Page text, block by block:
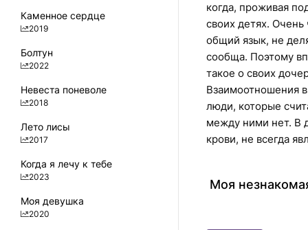
когда, проживая
своих детях.
общий язык, не
сообща. Поэтому
такое о своих
Взаимоотношения
люди, которые
между ними нет. В
крови, не всегда
Моя
Каменное сердце
2019
Болтун
2022
Невеста поневоле
2018
Лето лисы
2017
Когда я лечу к тебе
2023
Моя девушка
2020